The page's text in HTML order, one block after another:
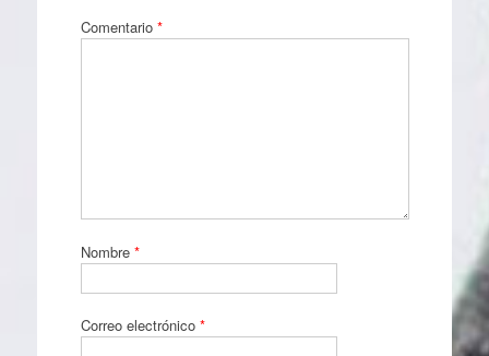
Comentario *
Nombre *
Correo electrónico *